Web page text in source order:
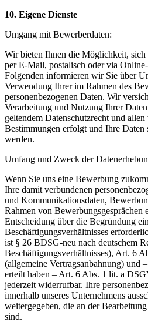
10. Eigene Dienste
Umgang mit Bewerberdaten:
Wir bieten Ihnen die Möglichkeit, sich
per E-Mail, postalisch oder via
Folgenden informieren wir Sie über
Verwendung Ihrer im Rahmen des
personenbezogenen Daten. Wir
Verarbeitung und Nutzung Ihrer
geltendem Datenschutzrecht und
Bestimmungen erfolgt und Ihre Daten
werden.
Umfang und Zweck der
Wenn Sie uns eine Bewerbung
Ihre damit verbundenen
und Kommunikationsdaten,
Rahmen von Bewerbungsgesprächen
Entscheidung über die Begründung
Beschäftigungsverhältnisses
ist § 26 BDSG-neu nach deutschem
Beschäftigungsverhältnisses), Art. 6
(allgemeine Vertragsanbahnung) und
erteilt haben – Art. 6 Abs. 1 lit. a
jederzeit widerrufbar. Ihre
innerhalb unseres Unternehmens
weitergegeben, die an der
sind.